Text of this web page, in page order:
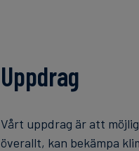
Uppdrag
Vårt uppdrag är att
överallt, kan bekämpa